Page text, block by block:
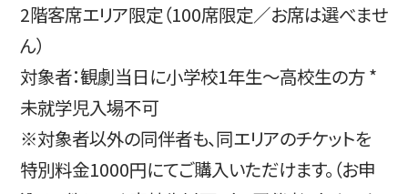
2階客席エリア限定（100席限定／お席は選べませ
ん）
対象者：観劇当日に小学校1年生～高校生の方 *
未就学児入場不可
※対象者以外の同伴者も、同エリアのチケットを
特別料金1000円にてご購入いただけます。（お申